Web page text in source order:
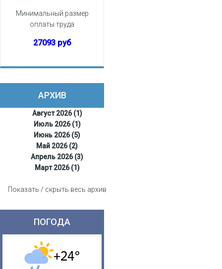
Минимальный размер
оплаты труда
27093 руб
АРХИВ
Август 2026 (1)
Июль 2026 (1)
Июнь 2026 (5)
Май 2026 (2)
Апрель 2026 (3)
Март 2026 (1)
Показать / скрыть весь архив
ПОГОДА